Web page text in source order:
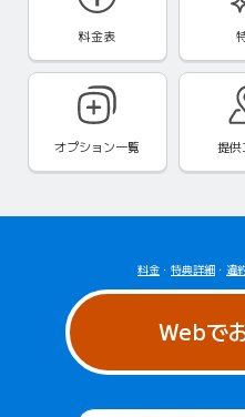
料金表
オプション一覧 提供
料金 ・ 特典詳細 ・ 違
Webで